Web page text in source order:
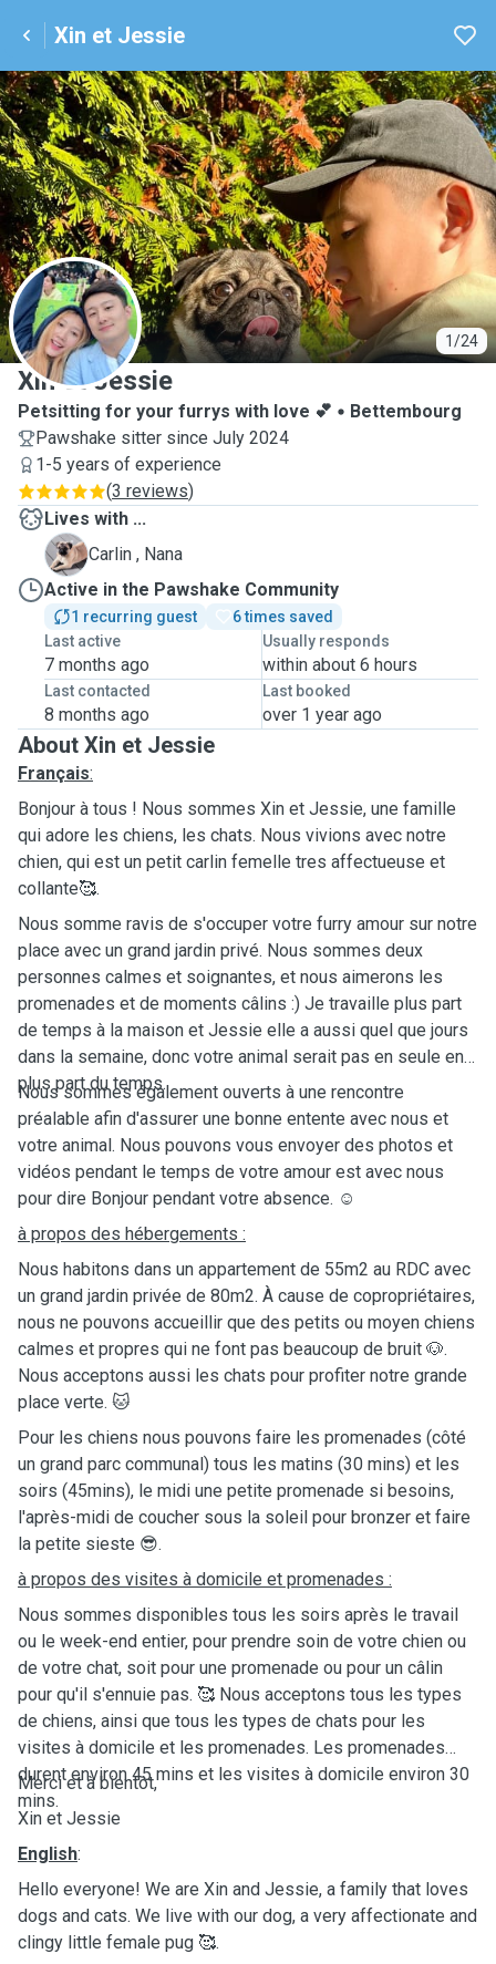
Xin et Jessie
1/24
X
Xin et Jessie
Petsitting for your furrys with love 💕
Bettembourg
Pawshake sitter since July 2024
1-5 years of experience
(3 reviews)
Lives with ...
N
Carlin , Nana
Active in the Pawshake Community
1 recurring guest
6 times saved
Last active
7 months ago
Usually responds
within about 6 hours
Last contacted
8 months ago
Last booked
over 1 year ago
About Xin et Jessie
Français:
Bonjour à tous ! Nous sommes Xin et Jessie, une famille
qui adore les chiens, les chats. Nous vivions avec notre
chien, qui est un petit carlin femelle tres affectueuse et
collante🥰.
Nous somme ravis de s'occuper votre furry amour sur notre
place avec un grand jardin privé. Nous sommes deux
personnes calmes et soignantes, et nous aimerons les
promenades et de moments câlins :) Je travaille plus part
de temps à la maison et Jessie elle a aussi quel que jours
dans la semaine, donc votre animal serait pas en seule en
plus part du temps.
Nous sommes également ouverts à une rencontre
préalable afin d'assurer une bonne entente avec nous et
votre animal. Nous pouvons vous envoyer des photos et
vidéos pendant le temps de votre amour est avec nous
pour dire Bonjour pendant votre absence. ☺️
à propos des hébergements :
Nous habitons dans un appartement de 55m2 au RDC avec
un grand jardin privée de 80m2. À cause de copropriétaires,
nous ne pouvons accueillir que des petits ou moyen chiens
calmes et propres qui ne font pas beaucoup de bruit 🐶.
Nous acceptons aussi les chats pour profiter notre grande
place verte. 🐱
Pour les chiens nous pouvons faire les promenades (côté
un grand parc communal) tous les matins (30 mins) et les
soirs (45mins), le midi une petite promenade si besoins,
l'après-midi de coucher sous la soleil pour bronzer et faire
la petite sieste 😎.
à propos des visites à domicile et promenades :
Nous sommes disponibles tous les soirs après le travail
ou le week-end entier, pour prendre soin de votre chien ou
de votre chat, soit pour une promenade ou pour un câlin
pour qu'il s'ennuie pas. 🥰 Nous acceptons tous les types
de chiens, ainsi que tous les types de chats pour les
visites à domicile et les promenades. Les promenades
durent environ 45 mins et les visites à domicile environ 30
mins.
Merci et à bientôt,
Xin et Jessie
English:
Hello everyone! We are Xin and Jessie, a family that loves
dogs and cats. We live with our dog, a very affectionate and
clingy little female pug 🥰.